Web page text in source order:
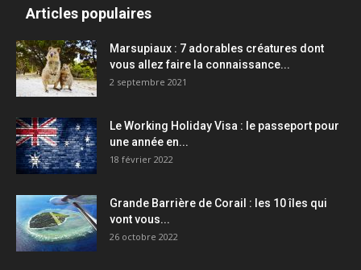
Articles populaires
Marsupiaux : 7 adorables créatures dont
vous allez faire la connaissance...
2 septembre 2021
Le Working Holiday Visa : le passeport pour
une année en...
18 février 2022
Grande Barrière de Corail : les 10 îles qui
vont vous...
26 octobre 2022